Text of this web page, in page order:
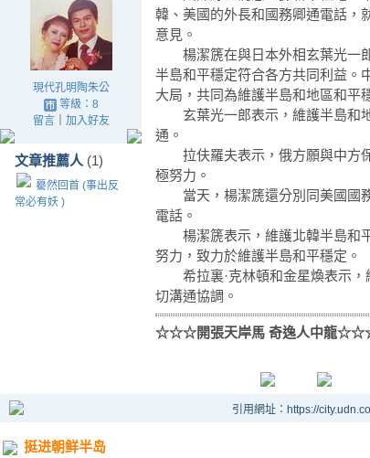
現代孔明陶朱公
等級：8
留言｜ 加入好友
文章推薦人 (1)
驀然回首 (事出反
常必有妖 )
韓、美國的外長和國務卿通電話，
意見。
楊潔篪在與日本外相玄葉光一郎
半島和平穩定符合各方共同利益。
大局，共同為維護半島和地區和平
玄葉光一郎表示，維護半島和地
通。
拉伕羅夫表示，俄方願與中方保
極努力。
當天，楊潔篪還分別同美國國務
電話。
楊潔篪表示，維護北韓半島和平
努力，致力於維護半島和平穩定。
希拉裏·克林頓和金星煥表示，
切溝通協調。
☆☆☆開張天岸馬 奇逸人中龍
引用網址：https://
挺进朝鲜半岛